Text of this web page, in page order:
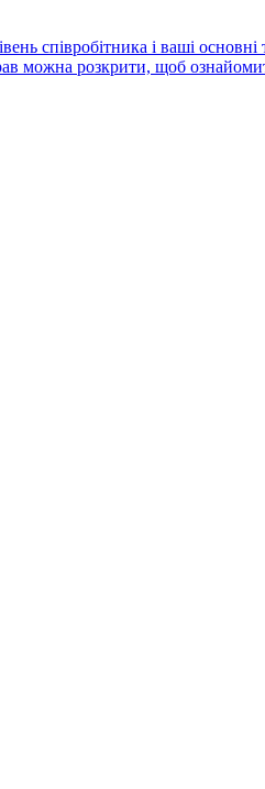
співробітника і ваші основні
можна розкрити, щоб